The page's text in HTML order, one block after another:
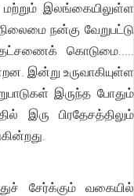
மற்றும் இலங்கையிலுள்ள
நன்கு வேறுபட்டு
கொடுமை.....
இன்று உருவாகியுள்ள
இருந்த போதும்
இரு பிரதேசத்திலும்
சேர்க்கும் வகையில்